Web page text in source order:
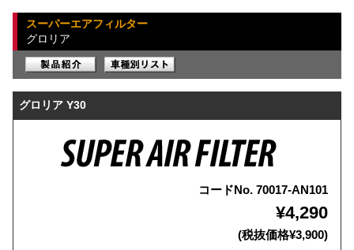
スーパーエアフィルター
グロリア
グロリア Y30
コードNo. 70017-AN101
¥4,290
(税抜価格¥3,900)